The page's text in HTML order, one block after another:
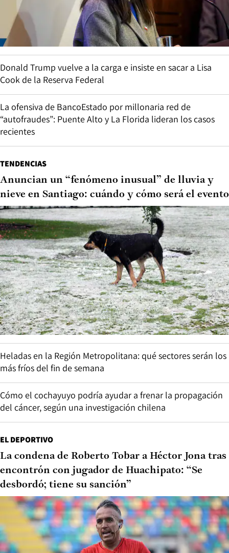
Donald Trump vuelve a la carga e insiste en sacar a Lisa
Cook de la Reserva Federal
La ofensiva de BancoEstado por millonaria red de
“autofraudes”: Puente Alto y La Florida lideran los casos
recientes
TENDENCIAS
Anuncian un “fenómeno inusual” de lluvia y
nieve en Santiago: cuándo y cómo será el evento
Heladas en la Región Metropolitana: qué sectores serán los
más fríos del fin de semana
Cómo el cochayuyo podría ayudar a frenar la propagación
del cáncer, según una investigación chilena
EL DEPORTIVO
La condena de Roberto Tobar a Héctor Jona tras
encontrón con jugador de Huachipato: “Se
desbordó; tiene su sanción”